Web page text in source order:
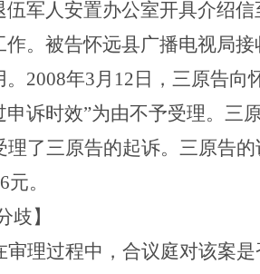
伍军人安置办公室开具介绍
作。被告怀远县广播电视局
2008年3月12日，三原告
申诉时效”为由不予受理。三
理了三原告的起诉。三原告
元。
歧】
审理过程中，合议庭对该案